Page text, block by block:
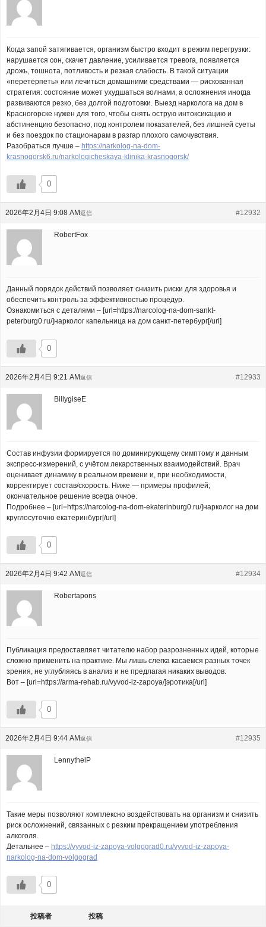
Когда запой затягивается, организм быстро входит в режим перегрузки:
нарушается сон, скачет давление, усиливается тревога, появляется
дрожь, тошнота, потливость и резкая слабость. В такой ситуации
«перетерпеть» или лечиться домашними средствами — рискованная
стратегия: состояние может ухудшаться волнами, а осложнения иногда
развиваются резко, без долгой подготовки. Выезд нарколога на дом в
Красногорске нужен для того, чтобы снять острую интоксикацию и
абстиненцию безопасно, под контролем показателей, без лишней суеты
и без поездок по стационарам в разгар плохого самочувствия.
Разобраться лучше – https://narkolog-na-dom-
krasnogorsk6.ru/narkologicheskaya-klinika-krasnogorsk/
0
2026年2月4日 9:08 AM #12932
返信
RobertFox
Данный порядок действий позволяет снизить риски для здоровья и
обеспечить контроль за эффективностью процедур.
Ознакомиться с деталями – [url=https://narcolog-na-dom-sankt-
peterburg0.ru/]нарколог капельница на дом санкт-петербург[/url]
0
2026年2月4日 9:21 AM #12933
返信
BillygiseE
Состав инфузии формируется по доминирующему симптому и данным
экспресс-измерений, с учётом лекарственных взаимодействий. Врач
оценивает динамику в реальном времени и, при необходимости,
корректирует состав/скорость. Ниже — примеры профилей;
окончательное решение всегда очное.
Подробнее – [url=https://narcolog-na-dom-ekaterinburg0.ru/]нарколог на дом
круглосуточно екатеринбург[/url]
0
2026年2月4日 9:42 AM #12934
返信
Robertapons
Публикация предоставляет читателю набор разрозненных идей, которые
сложно применить на практике. Мы лишь слегка касаемся разных точек
зрения, не углубляясь в анализ и не предлагая никаких выводов.
Вот – [url=https://arma-rehab.ru/vyvod-iz-zapoya/]эротика[/url]
0
2026年2月4日 9:44 AM #12935
返信
LennythelP
Такие меры позволяют комплексно воздействовать на организм и снизить
риск осложнений, связанных с резким прекращением употребления
алкоголя.
Детальнее – https://vyvod-iz-zapoya-volgograd0.ru/vyvod-iz-zapoya-
narkolog-na-dom-volgograd
0
投稿者 投稿